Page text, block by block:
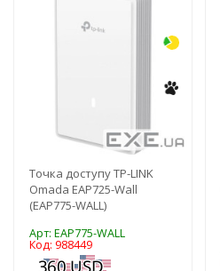
Точка доступу TP-LINK
Omada EAP725-Wall
(EAP775-WALL)
Арт: EAP775-WALL
Код: 988449